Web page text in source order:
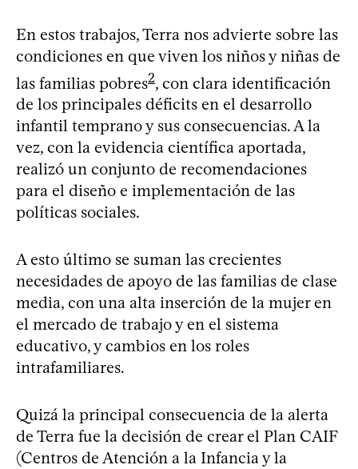
En estos trabajos, Terra nos advierte sobre las
condiciones en que viven los niños y niñas de
las familias pobres2, con clara identificación
de los principales déficits en el desarrollo
infantil temprano y sus consecuencias. A la
vez, con la evidencia científica aportada,
realizó un conjunto de recomendaciones
para el diseño e implementación de las
políticas sociales.
A esto último se suman las crecientes
necesidades de apoyo de las familias de clase
media, con una alta inserción de la mujer en
el mercado de trabajo y en el sistema
educativo, y cambios en los roles
intrafamiliares.
Quizá la principal consecuencia de la alerta
de Terra fue la decisión de crear el Plan CAIF
(Centros de Atención a la Infancia y la